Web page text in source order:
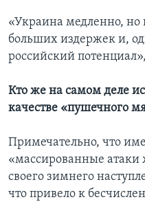
«Украина медленно, но
больших издержек и,
российский
Кто же на самом деле
качестве «пушечного
Примечательно, что
«массированные
своего зимнего
что привело к